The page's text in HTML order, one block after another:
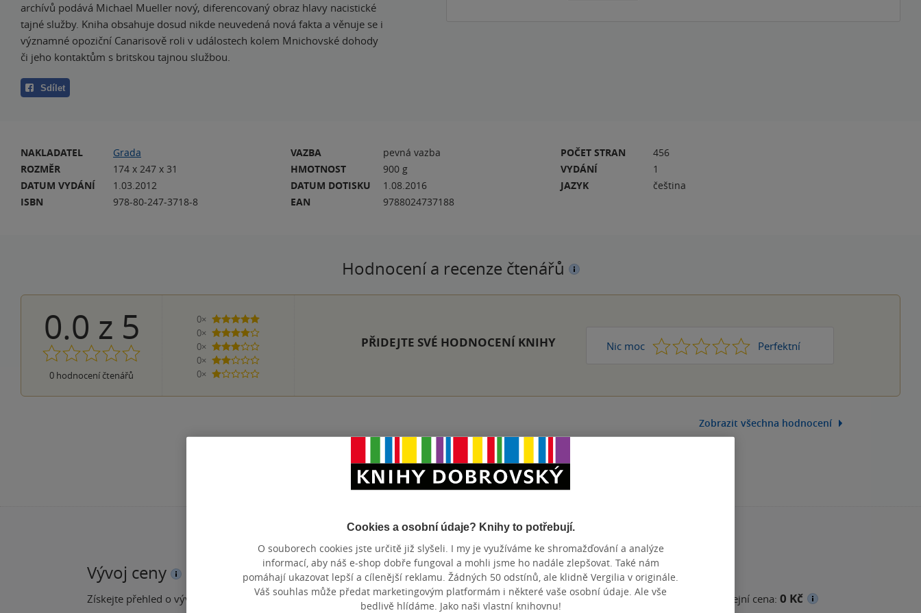
archívů podává Michael Mueller nový, diferencovaný obraz hlavy nacistické
tajné služby. Kniha obsahuje dosud nikde neuvedená nová fakta a věnuje se i
významné opoziční Canarisově roli v událostech kolem Mnichovské dohody
či jeho kontaktům s britskou tajnou službou.
Sdílet
NAKLADATEL
Grada
ROZMĚR
174 x 247 x 31
DATUM VYDÁNÍ
1.03.2012
ISBN
978-80-247-3718-8
VAZBA
pevná vazba
HMOTNOST
900 g
DATUM DOTISKU
1.08.2016
EAN
9788024737188
POČET STRAN
456
VYDÁNÍ
1
JAZYK
čeština
Hodnocení a recenze čtenářů
0.0 z 5
0 hodnocení čtenářů
0×
5 hvězdiček
0×
4 hvězdičky
0×
3 hvězdičky
0×
2 hvězdičky
0×
1 hvezdička
PŘIDEJTE SVÉ HODNOCENÍ KNIHY Nic moc 1 2 3 4 Perfektní
5
Zobrazit všechna hodnocení
Přidat hodnocení
Vývoj ceny
Získejte přehled o vývoji ceny za posledních 60 dní. Maloobchodní cena Minimální prodejní cena: 0 Kč
Cookies a osobní údaje? Knihy to potřebují.
O souborech cookies jste určitě již slyšeli. I my je využíváme ke shromažďování a analýze
informací, aby náš e-shop dobře fungoval a mohli jsme ho nadále zlepšovat. Také nám
pomáhají ukazovat lepší a cílenější reklamu. Žádných 50 odstínů, ale klidně Vergilia v originále.
Váš souhlas může předat marketingovým platformám i některé vaše osobní údaje. Ale vše
bedlivě hlídáme. Jako naši vlastní knihovnu!